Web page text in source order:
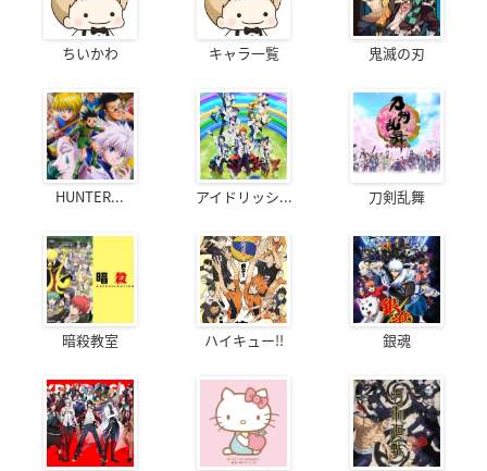
ちいかわ キャラ一覧 鬼滅の刃
HUNTER... アイドリッシ... 刀剣乱舞
暗殺教室 ハイキュー!! 銀魂